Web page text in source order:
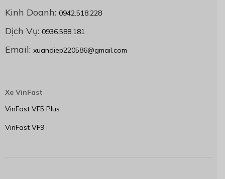
Kinh Doanh: 0942.518.228
Dịch Vụ: 0936.588.181
Email: xuandiep220586@gmail.com
Xe VinFast
VinFast VF5 Plus
VinFast VF9